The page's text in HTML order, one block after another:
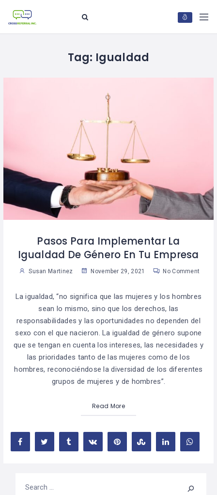
Tag: Igualdad
Pasos Para Implementar La
Igualdad De Género En Tu Empresa
Susan Martinez November 29, 2021 No Comment
La igualdad, “no significa que las mujeres y los hombres
sean lo mismo, sino que los derechos, las
responsabilidades y las oportunidades no dependen del
sexo con el que nacieron. La igualdad de género supone
que se tengan en cuenta los intereses, las necesidades y
las prioridades tanto de las mujeres como de los
hombres, reconociéndose la diversidad de los diferentes
grupos de mujeres y de hombres”.
Read More